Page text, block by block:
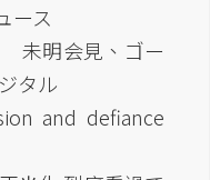
ース
未明会見、ゴー
タル
and defiance